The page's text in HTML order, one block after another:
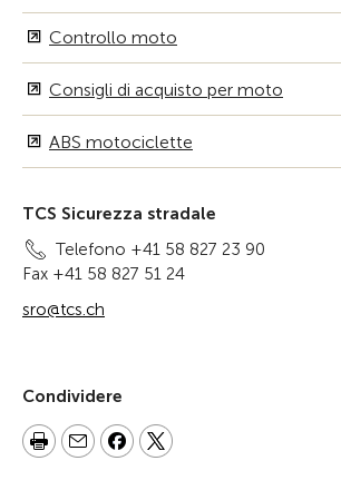
Controllo moto
Consigli di acquisto per moto
ABS motociclette
TCS Sicurezza stradale
Telefono +41 58 827 23 90
Fax +41 58 827 51 24
sro@tcs.ch
Condividere